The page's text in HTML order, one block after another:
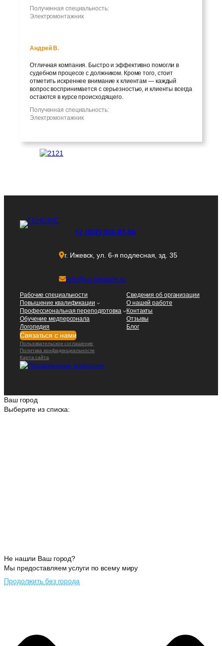
Полученная специальность:
Электромонтажник
Андрей В.
Отличная компания. Быстро и эффективно помогли в
судебном процессе с должником. Кроме того, стоит
отметить искреннее внимание к клиентам — каждый
вопрос воспринимается с серьезностью, и клиенты всегда
остаются в курсе происходящего.
Полученная специальность:
Электромонтажник
+7 (922) 528-07-56
г. Ижевск, ул. 6-я подлесная, зд. 35
info@uc-genezis.ru
Рабочие специальности
Повышение квалификации
Профессиональная переподготовка
Обучение медперсонала
Логопедия
Сведения об организации
О нашей работе
Контакты
Отзывы
Блог
Связаться с нами
Пользовательское соглашение
Политика конфиденциальности
Карта сайта
Ваш город
Выберите из списка:
Не нашли Ваш город?
Мы предоставляем услуги по всему миру
Продолжить без города